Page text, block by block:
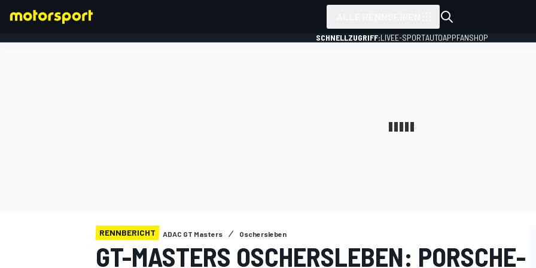
SCHNELLZUGRIFF:LIVEE-SPORTAUTOAPPFANSHOP
RENNBERICHT ADAC GT Masters Oschersleben
GT-MASTERS OSCHERSLEBEN: PORSCHE-